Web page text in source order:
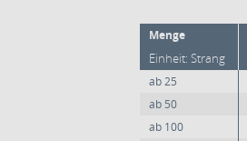
Menge
Einheit: Strang
ab25
ab 50
ab 100